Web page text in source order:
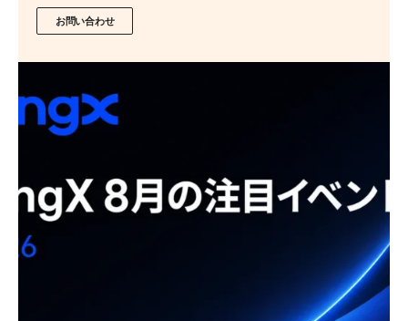
お問い合わせ